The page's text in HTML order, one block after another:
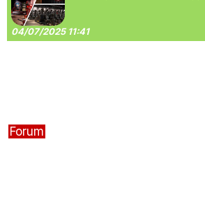
04/07/2025 11:41
Forum